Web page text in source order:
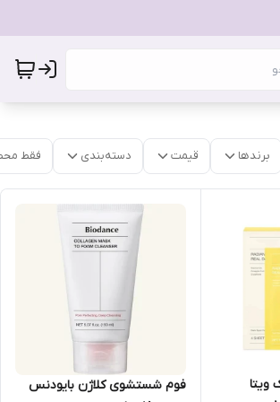
برندها قیمت دسته‌بندی فقط
ویتا
فوم شستشوی کلاژن بایودنس